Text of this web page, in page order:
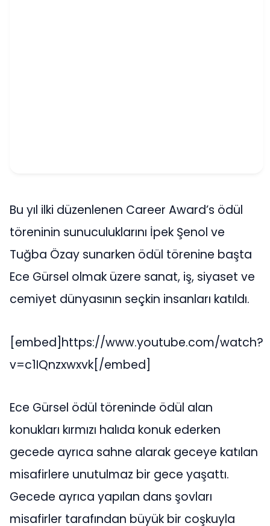
Bu yıl ilki düzenlenen Career Award’s ödül
töreninin sunuculuklarını İpek Şenol ve
Tuğba Özay sunarken ödül törenine başta
Ece Gürsel olmak üzere sanat, iş, siyaset ve
cemiyet dünyasının seçkin insanları katıldı.
[embed]https://www.youtube.com/watch?
v=c1IQnzxwxvk[/embed]
Ece Gürsel ödül töreninde ödül alan
konukları kırmızı halıda konuk ederken
gecede ayrıca sahne alarak geceye katılan
misafirlere unutulmaz bir gece yaşattı.
Gecede ayrıca yapılan dans şovları
misafirler tarafından büyük bir coşkuyla